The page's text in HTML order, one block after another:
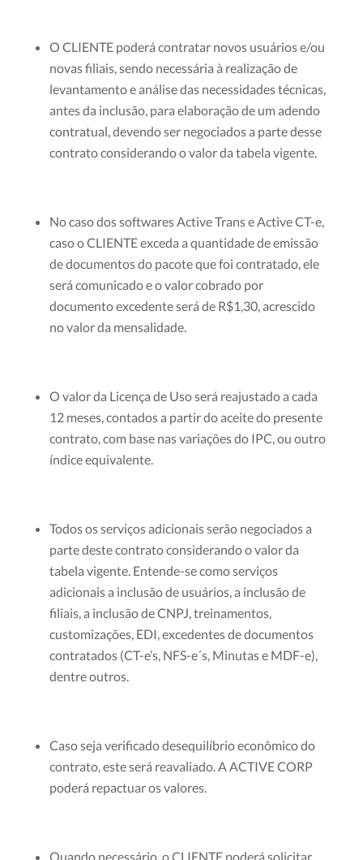
O CLIENTE poderá contratar novos usuários e/ou
novas filiais, sendo necessária à realização de
levantamento e análise das necessidades técnicas,
antes da inclusão, para elaboração de um adendo
contratual, devendo ser negociados a parte desse
contrato considerando o valor da tabela vigente.
No caso dos softwares Active Trans e Active CT-e,
caso o CLIENTE exceda a quantidade de emissão
de documentos do pacote que foi contratado, ele
será comunicado e o valor cobrado por
documento excedente será de R$1,30, acrescido
no valor da mensalidade.
O valor da Licença de Uso será reajustado a cada
12 meses, contados a partir do aceite do presente
contrato, com base nas variações do IPC, ou outro
índice equivalente.
Todos os serviços adicionais serão negociados a
parte deste contrato considerando o valor da
tabela vigente. Entende-se como serviços
adicionais a inclusão de usuários, a inclusão de
filiais, a inclusão de CNPJ, treinamentos,
customizações, EDI, excedentes de documentos
contratados (CT-e’s, NFS-e´s, Minutas e MDF-e),
dentre outros.
Caso seja verificado desequilíbrio econômico do
contrato, este será reavaliado. A ACTIVE CORP
poderá repactuar os valores.
Quando necessário, o CLIENTE poderá solicitar